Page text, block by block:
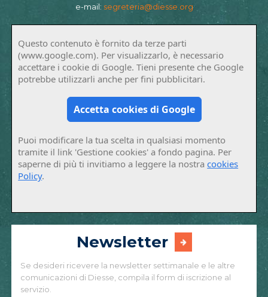
e-mail: segreteria@diesse.org
Questo contenuto è fornito da terze parti
(www.google.com). Per visualizzarlo, è necessario
accettare i cookie di Google. Tieni presente che Google
potrebbe utilizzarli anche per fini pubblicitari.
Accetta cookies di Google
Puoi modificare la tua scelta in qualsiasi momento
tramite il link 'Gestione cookies' a fondo pagina. Per
saperne di più ti invitiamo a leggere la nostracookies
Policy.
Newsletter
Se desideri ricevere la newsletter settimanale e le altre
comunicazioni di Diesse, compila il form di iscrizione al
servizio.